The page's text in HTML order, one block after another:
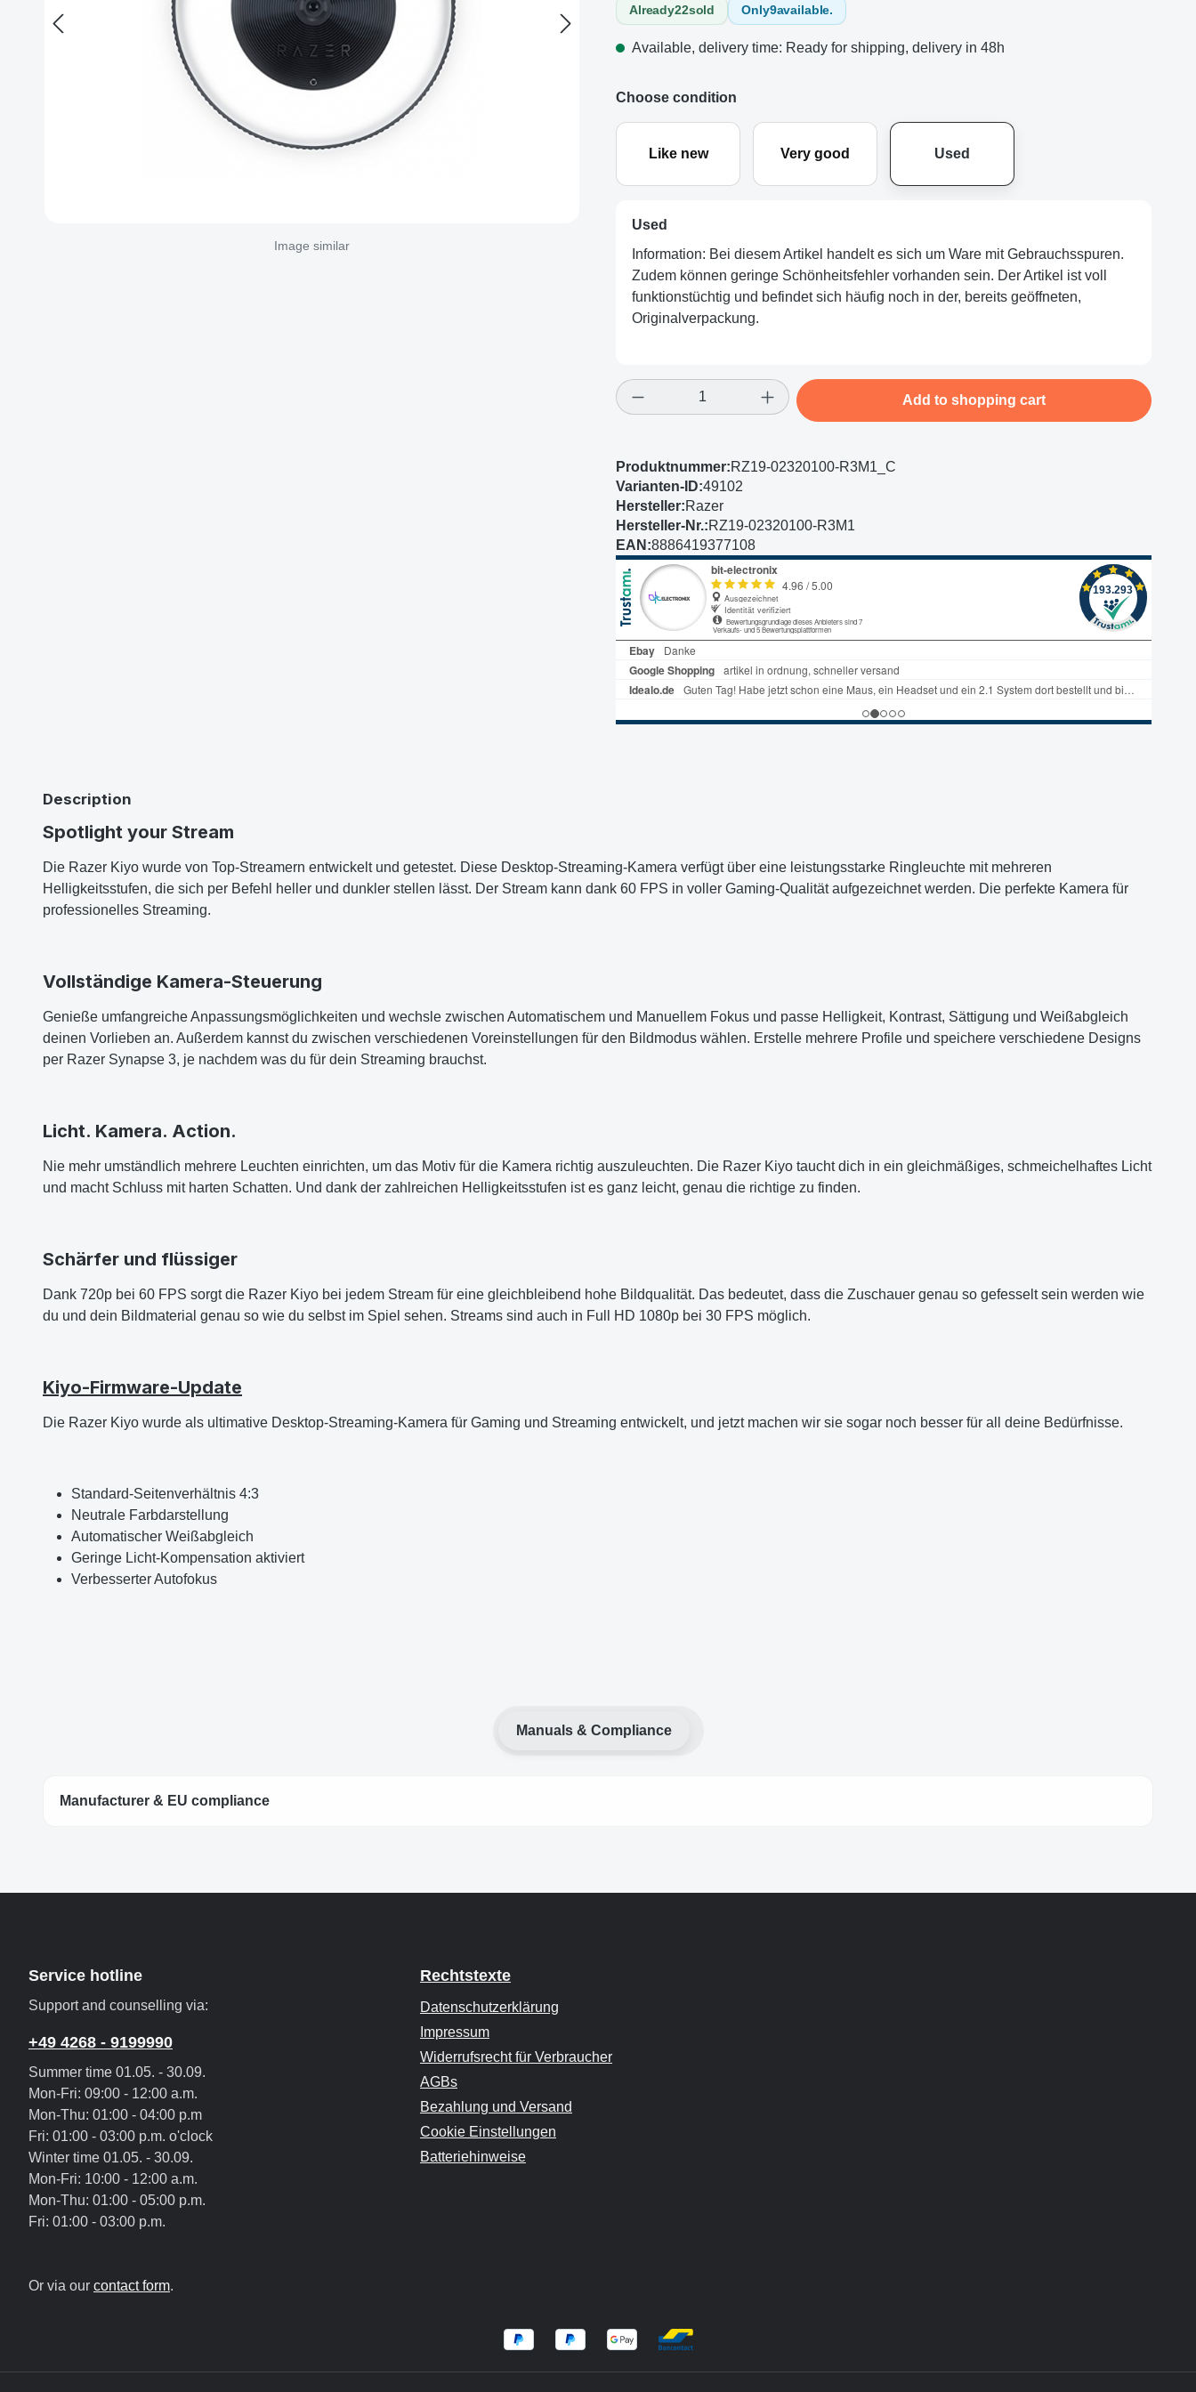
Image similar
Already22sold Only9available.
Available, delivery time: Ready for shipping, delivery in 48h
Choose condition
Like new Very good Used
Used
Information: Bei diesem Artikel handelt es sich um Ware mit Gebrauchsspuren.
Zudem können geringe Schönheitsfehler vorhanden sein. Der Artikel ist voll
funktionstüchtig und befindet sich häufig noch in der, bereits geöffneten,
Originalverpackung.
Product Quantity: Enter the desired amount or use the
Add to shopping cart
Produktnummer:RZ19-02320100-R3M1_C
Varianten-ID:49102
Hersteller:Razer
Hersteller-Nr.:RZ19-02320100-R3M1
EAN:8886419377108
Description
Spotlight your Stream
Die Razer Kiyo wurde von Top-Streamern entwickelt und getestet. Diese Desktop-Streaming-Kamera verfügt über eine leistungsstarke Ringleuchte mit mehreren
Helligkeitsstufen, die sich per Befehl heller und dunkler stellen lässt. Der Stream kann dank 60 FPS in voller Gaming-Qualität aufgezeichnet werden. Die perfekte Kamera für
professionelles Streaming.
Vollständige Kamera-Steuerung
Genieße umfangreiche Anpassungsmöglichkeiten und wechsle zwischen Automatischem und Manuellem Fokus und passe Helligkeit, Kontrast, Sättigung und Weißabgleich
deinen Vorlieben an. Außerdem kannst du zwischen verschiedenen Voreinstellungen für den Bildmodus wählen. Erstelle mehrere Profile und speichere verschiedene Designs
per Razer Synapse 3, je nachdem was du für dein Streaming brauchst.
Licht. Kamera. Action.
Nie mehr umständlich mehrere Leuchten einrichten, um das Motiv für die Kamera richtig auszuleuchten. Die Razer Kiyo taucht dich in ein gleichmäßiges, schmeichelhaftes Licht
und macht Schluss mit harten Schatten. Und dank der zahlreichen Helligkeitsstufen ist es ganz leicht, genau die richtige zu finden.
Schärfer und flüssiger
Dank 720p bei 60 FPS sorgt die Razer Kiyo bei jedem Stream für eine gleichbleibend hohe Bildqualität. Das bedeutet, dass die Zuschauer genau so gefesselt sein werden wie
du und dein Bildmaterial genau so wie du selbst im Spiel sehen. Streams sind auch in Full HD 1080p bei 30 FPS möglich.
Kiyo-Firmware-Update
Die Razer Kiyo wurde als ultimative Desktop-Streaming-Kamera für Gaming und Streaming entwickelt, und jetzt machen wir sie sogar noch besser für all deine Bedürfnisse.
Standard-Seitenverhältnis 4:3
Neutrale Farbdarstellung
Automatischer Weißabgleich
Geringe Licht-Kompensation aktiviert
Verbesserter Autofokus
Manuals & Compliance
Manufacturer & EU compliance
Service hotline
Support and counselling via:
+49 4268 - 9199990
Summer time 01.05. - 30.09.
Mon-Fri: 09:00 - 12:00 a.m.
Mon-Thu: 01:00 - 04:00 p.m
Fri: 01:00 - 03:00 p.m. o'clock
Winter time 01.05. - 30.09.
Mon-Fri: 10:00 - 12:00 a.m.
Mon-Thu: 01:00 - 05:00 p.m.
Fri: 01:00 - 03:00 p.m.
Or via our contact form.
Rechtstexte
Datenschutzerklärung
Impressum
Widerrufsrecht für Verbraucher
AGBs
Bezahlung und Versand
Cookie Einstellungen
Batteriehinweise